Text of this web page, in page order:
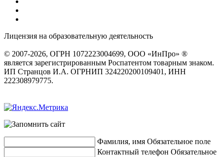
Лицензия на образовательную деятельность
© 2007-2026, ОГРН 1072223004699, ООО «ИнПро» ®
является зарегистрированным Роспатентом товарным знаком.
ИП Странцов И.А. ОГРНИП 324220200109401, ИНН
222308979775.
Фамилия, имя Обязательное поле
Контактный телефон Обязательное